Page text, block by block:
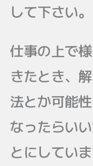
して下さい。
仕事の上で
きたとき、
法とか可能
なったらい
とにしていま